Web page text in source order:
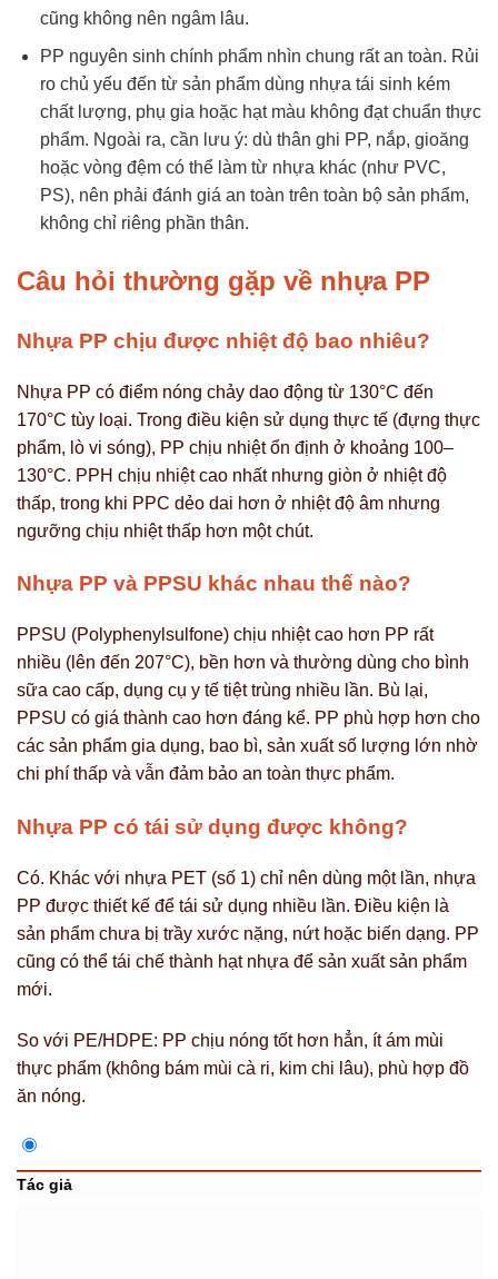
cũng không nên ngâm lâu.
PP nguyên sinh chính phẩm nhìn chung rất an toàn. Rủi
ro chủ yếu đến từ sản phẩm dùng nhựa tái sinh kém
chất lượng, phụ gia hoặc hạt màu không đạt chuẩn thực
phẩm. Ngoài ra, cần lưu ý: dù thân ghi PP, nắp, gioăng
hoặc vòng đệm có thể làm từ nhựa khác (như PVC,
PS), nên phải đánh giá an toàn trên toàn bộ sản phẩm,
không chỉ riêng phần thân.
Câu hỏi thường gặp về nhựa PP
Nhựa PP chịu được nhiệt độ bao nhiêu?
Nhựa PP có điểm nóng chảy dao động từ 130°C đến
170°C tùy loại. Trong điều kiện sử dụng thực tế (đựng thực
phẩm, lò vi sóng), PP chịu nhiệt ổn định ở khoảng 100–
130°C. PPH chịu nhiệt cao nhất nhưng giòn ở nhiệt độ
thấp, trong khi PPC dẻo dai hơn ở nhiệt độ âm nhưng
ngưỡng chịu nhiệt thấp hơn một chút.
Nhựa PP và PPSU khác nhau thế nào?
PPSU (Polyphenylsulfone) chịu nhiệt cao hơn PP rất
nhiều (lên đến 207°C), bền hơn và thường dùng cho bình
sữa cao cấp, dụng cụ y tế tiệt trùng nhiều lần. Bù lại,
PPSU có giá thành cao hơn đáng kể. PP phù hợp hơn cho
các sản phẩm gia dụng, bao bì, sản xuất số lượng lớn nhờ
chi phí thấp và vẫn đảm bảo an toàn thực phẩm.
Nhựa PP có tái sử dụng được không?
Có. Khác với nhựa PET (số 1) chỉ nên dùng một lần, nhựa
PP được thiết kế để tái sử dụng nhiều lần. Điều kiện là
sản phẩm chưa bị trầy xước nặng, nứt hoặc biến dạng. PP
cũng có thể tái chế thành hạt nhựa để sản xuất sản phẩm
mới.
So với PE/HDPE: PP chịu nóng tốt hơn hẳn, ít ám mùi
thực phẩm (không bám mùi cà ri, kim chi lâu), phù hợp đồ
ăn nóng.
Tác giả